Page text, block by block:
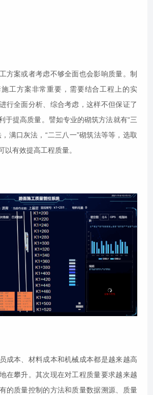
方案或者考虑不够全面也会影响质量。制
工方案非常重要，需要结合工程上的实
行全面分析、综合考虑，这样不但保证了
于提高质量。譬如专业的砌筑方法就有“三
满口灰法，“二三八一”砌筑法等等，选取
以有效提高工程质量。
成本、材料成本和机械成本都是越来越高
在攀升。其次现在对工程质量要求越来越
的质量控制的方法和质量数据溯源、质量